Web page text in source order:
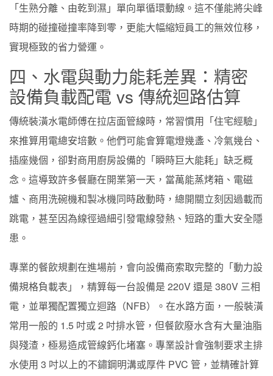
「生熟分離、由乾到濕」單向單循環動線。這不僅能將尖峰
時期的碰撞碰撞率降到零，更能大幅縮短員工的無效位移，
實現極致的省力營運。
四、水電與動力能耗差異：精密
設備負載配電 vs 傳統迴路估算
傳統裝潢水電師傅在拉店面管線時，常習慣用「住宅經驗」
來推算用電總安培數。他們可能會算電燈幾盞、冷氣幾台、
插座幾個，卻對商用廚房設備的「瞬時巨大能耗」缺乏概
念。這導致許多餐廳在開業第一天，當萬能蒸烤箱、電磁
爐、商用洗碗機和製冰機同時啟動時，總開關立刻因過載而
跳電，甚至因為線徑過細引發電線發熱、短路的重大安全隱
患。
專業的餐飲規劃在進場前，會向設備商索取完整的「動力設
備規格負載表」，精算每一台設備是 220V 還是 380V 三相
電，並單獨配置獨立迴路（NFB）。在水路方面，一般裝潢
常用一般的 1.5 吋或 2 吋排水管，但餐飲廢水含有大量油脂
與殘渣，極易造成管線鈣化堵塞。專業設計會強制要求主排
水使用 3 吋以上的不鏽鋼明溝或厚件 PVC 管，並精確計算